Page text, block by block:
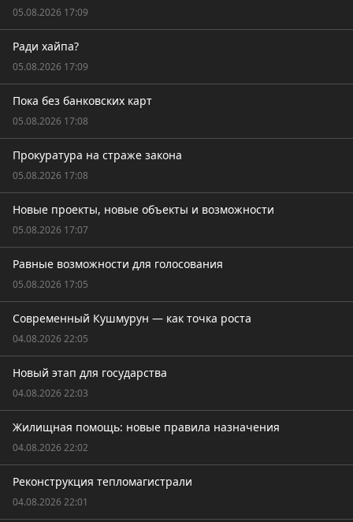
05.08.2026 17:09
Ради хайпа?
05.08.2026 17:09
Пока без банковских карт
05.08.2026 17:08
Прокуратура на страже закона
05.08.2026 17:08
Новые проекты, новые объекты и возможности
05.08.2026 17:07
Равные возможности для голосования
05.08.2026 17:05
Современный Кушмурун — как точка роста
04.08.2026 22:05
Новый этап для государства
04.08.2026 22:03
Жилищная помощь: новые правила назначения
04.08.2026 22:02
Реконструкция тепломагистрали
04.08.2026 22:01